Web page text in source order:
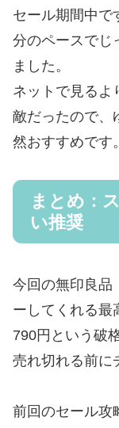
セール期間中で
分のペースでじ
ました。
ネットで見るよ
敵だったので、
然おすすめです。
まとめ：
い推奨
今回の無印良品
ーしてくれる最
790円という破
売れ切れる前に
前回のセール攻